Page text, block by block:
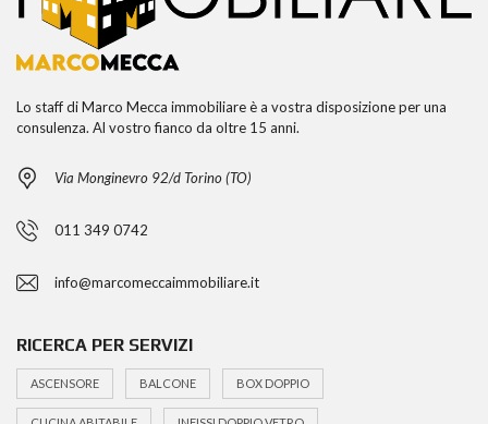
Lo staff di Marco Mecca immobiliare è a vostra disposizione per una
consulenza. Al vostro fianco da oltre 15 anni.
Via Monginevro 92/d Torino (TO)
011 349 0742
info@marcomeccaimmobiliare.it
RICERCA PER SERVIZI
ASCENSORE BALCONE BOX DOPPIO